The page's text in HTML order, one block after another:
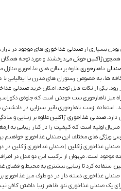
بودن بسیاری از صندلی غذاخوریهای موجود در
همچونژاکلینخوش می‌درخشند و مورد توجه همگان
ناهارخوریعلاوه بر سالن های غذاخوری منازل
ها، به خصوص رستوران های مدرن یا ایتالیایی با
رود. یکی از نکات قابل توجه، امکان خریدصندلی
میز ناهارخوری ست خودش است که جلوه‌ی
استفاده ازست ناهارخوری تاثیر بسزایی در
دارد.صندلی غذاخوری ژاکلینعلاوه بر زیبایی و
اولیه است که کیفیت را در کنار زیبایی به
ویژگی های مختلف این صندلی غذاخوری خواهیم
غذاخوری ژاکلین | صندلی غذاخوری ژاکلین در
موجود است. می‌توان از ترکیب این دو مدل در
استفاده کرد تا زیبایی بیشتری به محیط و فضای
صندلی غذاخوری دسته دار در دو طرف میز غذاخوری
یک صندلی غذاخوری تنها ظاهر زیبا داشتن کافی